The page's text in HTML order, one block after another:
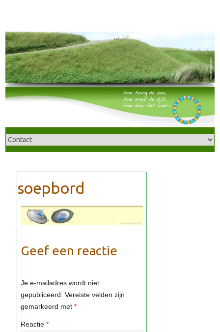
Geef een reactie
Je e-mailadres wordt niet
gepubliceerd. Vereiste velden zijn
gemarkeerd met *
Reactie *